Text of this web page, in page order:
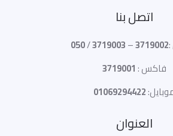
اتصل بنا
–
3719003
/
050
فاكس :3719001
01069294422
العنوان